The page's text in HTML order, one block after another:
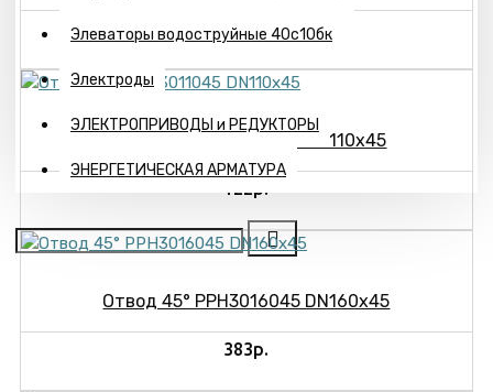
Элеваторы водоструйные 40с10бк
Электроды
ЭЛЕКТРОПРИВОДЫ и РЕДУКТОРЫ
ЭНЕРГЕТИЧЕСКАЯ АРМАТУРА
191р.
Отвод 45° PPH3011045 DN110x45
122р.
Отвод 45° PPH3016045 DN160x45
383р.